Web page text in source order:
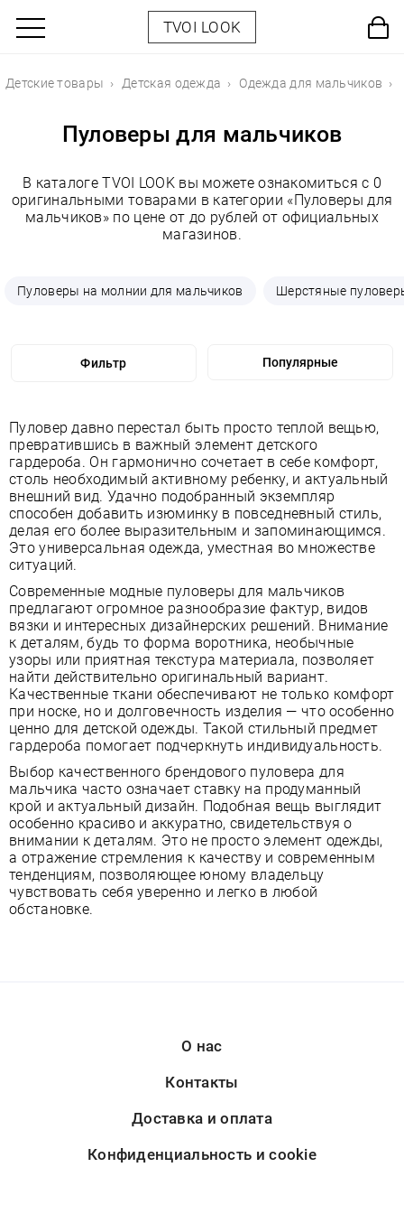
TVOI LOOK
Детские товары Детская одежда Одежда для мальчиков
Пуловеры для мальчиков
В каталоге TVOI LOOK вы можете ознакомиться с 0
оригинальными товарами в категории «Пуловеры для
мальчиков» по цене от до рублей от официальных
магазинов.
Пуловеры на молнии для мальчиков Шерстяные
Фильтр
Пуловер давно перестал быть просто теплой вещью,
превратившись в важный элемент детского
гардероба. Он гармонично сочетает в себе комфорт,
столь необходимый активному ребенку, и актуальный
внешний вид. Удачно подобранный экземпляр
способен добавить изюминку в повседневный стиль,
делая его более выразительным и запоминающимся.
Это универсальная одежда, уместная во множестве
ситуаций.
Современные модные пуловеры для мальчиков
предлагают огромное разнообразие фактур, видов
вязки и интересных дизайнерских решений. Внимание
к деталям, будь то форма воротника, необычные
узоры или приятная текстура материала, позволяет
найти действительно оригинальный вариант.
Качественные ткани обеспечивают не только комфорт
при носке, но и долговечность изделия — что особенно
ценно для детской одежды. Такой стильный предмет
гардероба помогает подчеркнуть индивидуальность.
Выбор качественного брендового пуловера для
мальчика часто означает ставку на продуманный
крой и актуальный дизайн. Подобная вещь выглядит
особенно красиво и аккуратно, свидетельствуя о
внимании к деталям. Это не просто элемент одежды,
а отражение стремления к качеству и современным
тенденциям, позволяющее юному владельцу
чувствовать себя уверенно и легко в любой
обстановке.
О нас
Контакты
Доставка и оплата
Конфиденциальность и cookie